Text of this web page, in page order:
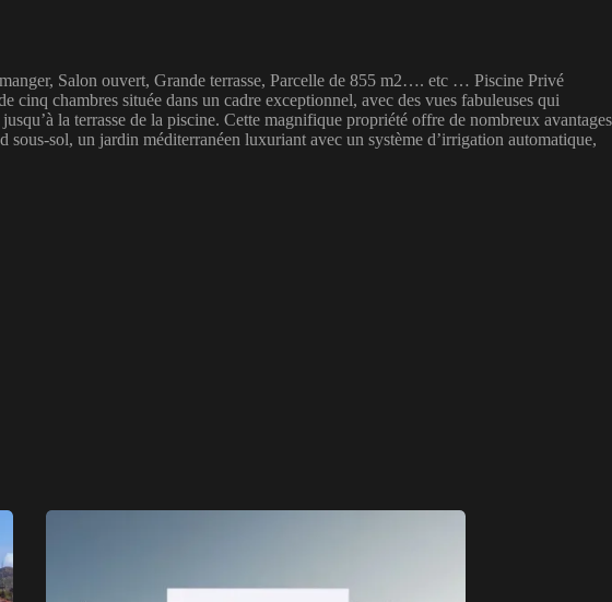
Salon ouvert, Grande terrasse, Parcelle de 855 m2…. etc … Piscine Privé
chambres située dans un cadre exceptionnel, avec des vues fabuleuses qui
la terrasse de la piscine. Cette magnifique propriété offre de nombreux avantages
sol, un jardin méditerranéen luxuriant avec un système d’irrigation automatique,